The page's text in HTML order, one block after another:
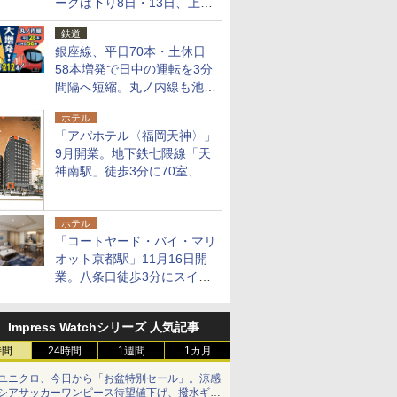
14日・15日
鉄道
銀座線、平日70本・土休日
58本増発で日中の運転を3分
間隔へ短縮。丸ノ内線も池袋
～中野坂上を4分間隔に
ホテル
「アパホテル〈福岡天神〉」
9月開業。地下鉄七隈線「天
神南駅」徒歩3分に70室、エ
ホテル
「コートヤード・バイ・マリ
オット京都駅」11月16日開
業。八条口徒歩3分にスイー
も併設
Impress Watchシリーズ 人気記事
24時間 1週間 1カ月
ニクロ、今日から「お盆特別セール」。涼感
アサッカーワンピース待望値下げ、撥水ギア